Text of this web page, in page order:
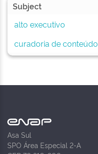
Subject
alto executivo
curadoria de conteúdo
Asa Sul
SPO Área Especial 2-A